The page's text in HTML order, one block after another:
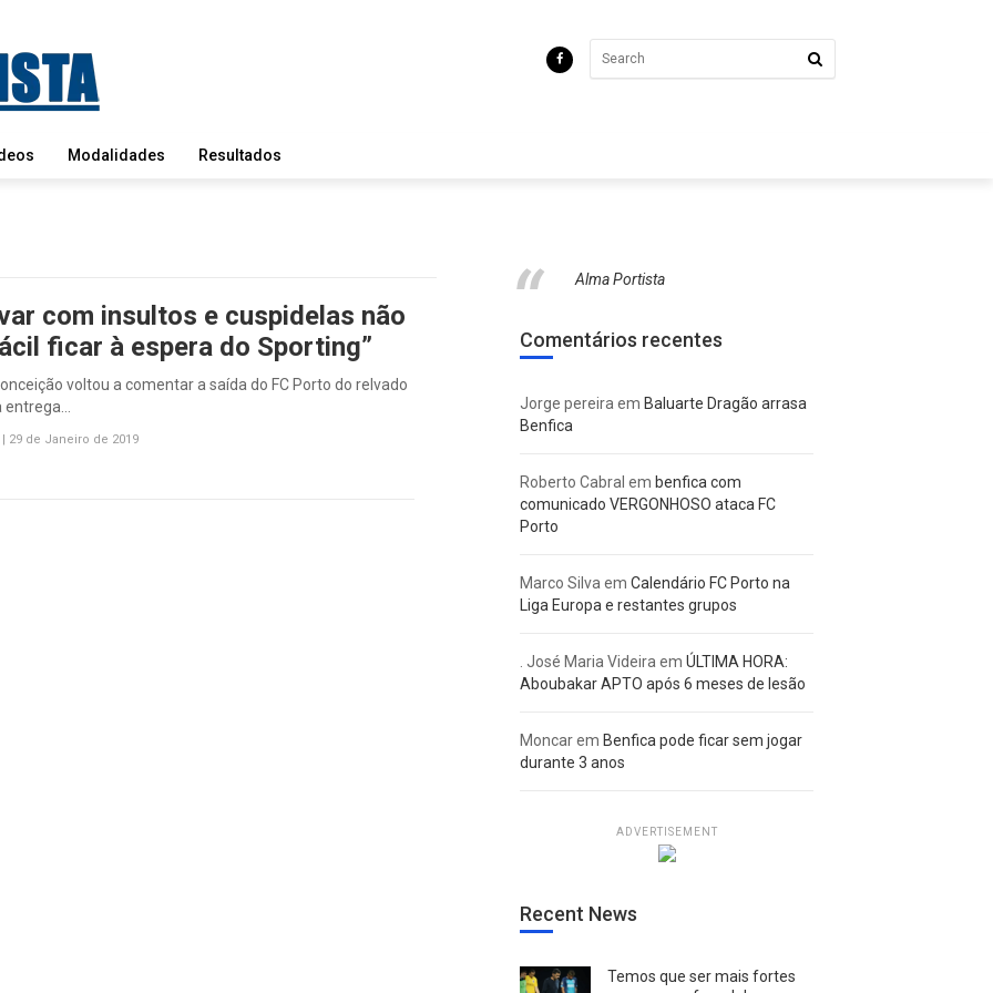
Modalidades Resultados
com insultos e cuspidelas não
ficar à espera do Sporting”
voltou a comentar a saída do FC Porto do relvado
| 29 de Janeiro de 2019
Alma Portista
Comentários recentes
Jorge pereira em Baluarte Dragão arrasa
Benfica
Roberto Cabral em benfica com
comunicado VERGONHOSO ataca FC
Porto
Marco Silva em Calendário FC Porto na
Liga Europa e restantes grupos
. José Maria Videira em ÚLTIMA HORA:
Aboubakar APTO após 6 meses de lesão
Moncarem Benfica pode ficar sem jogar
durante 3 anos
ADVERTISEMENT
Recent News
Temos que ser mais fortes